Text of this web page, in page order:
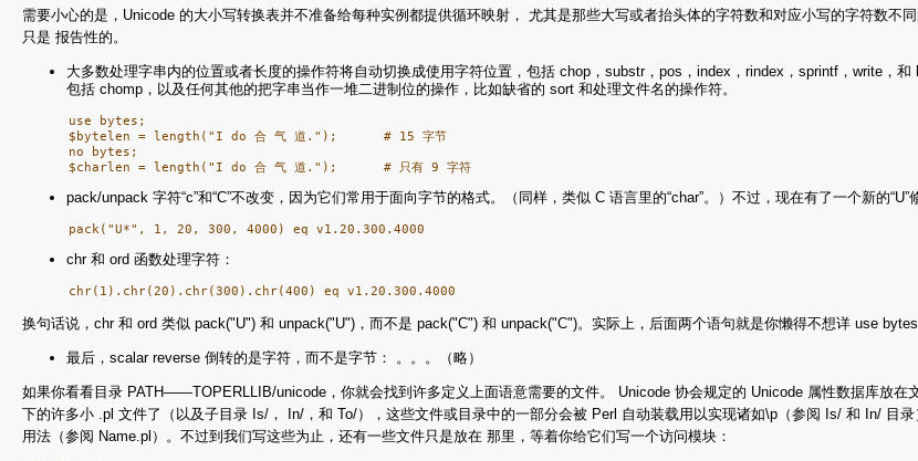
需要小心的是，Unicode 的大小写转换表并不准备给每种实例都提供循环映射， 尤其是那些大写或者抬头体的字符数和对应小写的字符数
只是 报告性的。
大多数处理字串内的位置或者长度的操作符将自动切换成使用字符位置，包括 chop，substr，pos，index，rindex，sprintf，write，
包括 chomp，以及任何其他的把字串当作一堆二进制位的操作，比如缺省的 sort 和处理文件名的操作符。
      use bytes;
      $bytelen = length("I do 合 气 道.");      # 15 字节
      no bytes;
      $charlen = length("I do 合 气 道.");      # 只有 9 字符
pack/unpack 字符“c”和“C”不改变，因为它们常用于面向字节的格式。（同样，类似 C 语言里的“char”。）不过，现在有了一个新的
chr 和 ord 函数处理字符：
换句话说，chr 和 ord 类似 pack("U") 和 unpack("U")，而不是 pack("C") 和 unpack("C")。实际上，后面两个语句就是你懒得不想详 use
最后，scalar reverse 倒转的是字符，而不是字节： 。。。（略）
如果你看看目录 PATH——TOPERLLIB/unicode，你就会找到许多定义上面语意需要的文件。 Unicode 协会规定的 Unicode 属性数据库放
下的许多小 .pl 文件了（以及子目录 Is/， In/，和 To/），这些文件或目录中的一部分会被 Perl 自动装载用以实现诸如\p（参阅 Is/ 和 In/ 目
用法（参阅 Name.pl）。不过到我们写这些为止，还有一些文件只是放在 那里，等着你给它们写一个访问模块：